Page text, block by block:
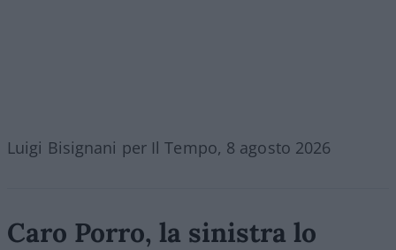
Luigi Bisignani per Il Tempo, 8 agosto 2026
Caro Porro, la sinistra lo